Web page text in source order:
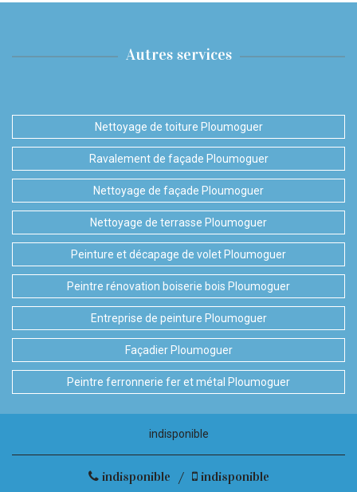
Autres services
Nettoyage de toiture Ploumoguer
Ravalement de façade Ploumoguer
Nettoyage de façade Ploumoguer
Nettoyage de terrasse Ploumoguer
Peinture et décapage de volet Ploumoguer
Peintre rénovation boiserie bois Ploumoguer
Entreprise de peinture Ploumoguer
Façadier Ploumoguer
Peintre ferronnerie fer et métal Ploumoguer
indisponible
indisponible / indisponible